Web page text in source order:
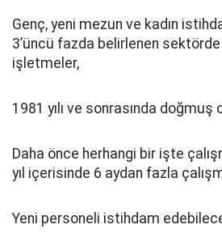
Genç, yeni mezun ve kadın
3’üncü fazda belirlenen
işletmeler,
1981 yılı ve sonrasında doğmuş
Daha önce herhangi bir işte
yıl içerisinde 6 aydan fazla
Yeni personeli istihdam